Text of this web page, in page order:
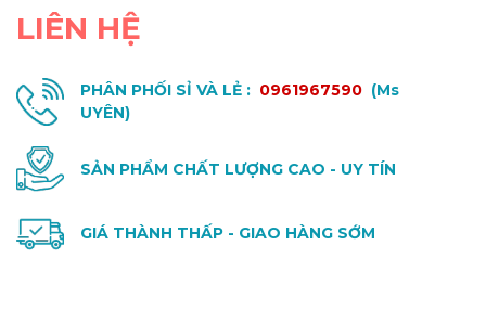
LIÊN HỆ
PHÂN PHỐI SỈ VÀ LẺ : 0961967590 (Ms
UYÊN)
SẢN PHẨM CHẤT LƯỢNG CAO - UY TÍN
GIÁ THÀNH THẤP - GIAO HÀNG SỚM